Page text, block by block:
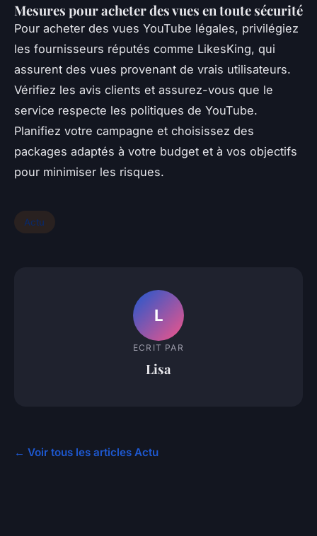
Mesures pour acheter des vues en toute sécurité
Pour acheter des vues YouTube légales, privilégiez
les fournisseurs réputés comme LikesKing, qui
assurent des vues provenant de vrais utilisateurs.
Vérifiez les avis clients et assurez-vous que le
service respecte les politiques de YouTube.
Planifiez votre campagne et choisissez des
packages adaptés à votre budget et à vos objectifs
pour minimiser les risques.
Actu
L
ECRIT PAR
Lisa
← Voir tous les articles Actu